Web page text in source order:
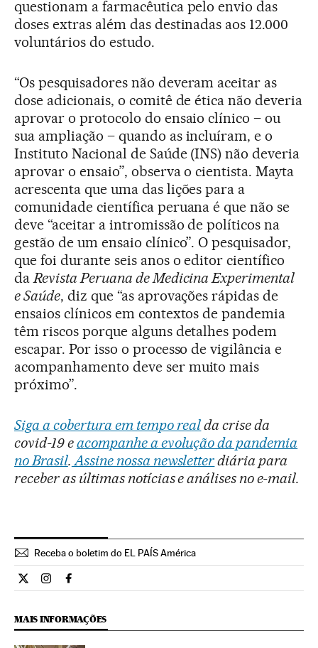
questionam a farmacêutica pelo envio das
doses extras além das destinadas aos 12.000
voluntários do estudo.
“Os pesquisadores não deveram aceitar as
dose adicionais, o comitê de ética não deveria
aprovar o protocolo do ensaio clínico – ou
sua ampliação – quando as incluíram, e o
Instituto Nacional de Saúde (INS) não deveria
aprovar o ensaio”, observa o cientista. Mayta
acrescenta que uma das lições para a
comunidade científica peruana é que não se
deve “aceitar a intromissão de políticos na
gestão de um ensaio clínico”. O pesquisador,
que foi durante seis anos o editor científico
da Revista Peruana de Medicina Experimental
e Saúde, diz que “as aprovações rápidas de
ensaios clínicos em contextos de pandemia
têm riscos porque alguns detalhes podem
escapar. Por isso o processo de vigilância e
acompanhamento deve ser muito mais
próximo”.
Siga a cobertura em tempo realda crise da
covid-19 eacompanhe a evolução da pandemia
no Brasil. Assine nossa newsletterdiária para
receber as últimas notícias e análises no e-mail.
Receba o boletim do EL PAÍS América
Internacional El País Brasil en Twitter
Internacional El País Brasil en Instagram
Internacional El País Brasil en Facebook
MAIS INFORMAÇÕES